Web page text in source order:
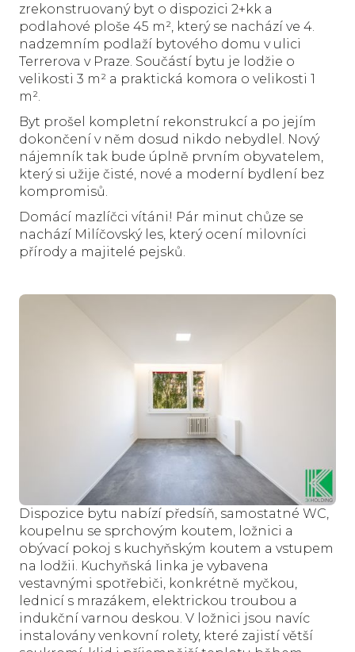
zrekonstruovaný byt o dispozici 2+kk a
podlahové ploše 45 m², který se nachází ve 4.
nadzemním podlaží bytového domu v ulici
Terrerova v Praze. Součástí bytu je lodžie o
velikosti 3 m² a praktická komora o velikosti 1
m².
Byt prošel kompletní rekonstrukcí a po jejím
dokončení v něm dosud nikdo nebydlel. Nový
nájemník tak bude úplně prvním obyvatelem,
který si užije čisté, nové a moderní bydlení bez
kompromisů.
Domácí mazlíčci vítáni! Pár minut chůze se
nachází Milíčovský les, který ocení milovníci
přírody a majitelé pejsků.
Dispozice bytu nabízí předsíň, samostatné WC,
koupelnu se sprchovým koutem, ložnici a
obývací pokoj s kuchyňským koutem a vstupem
na lodžii. Kuchyňská linka je vybavena
vestavnými spotřebiči, konkrétně myčkou,
lednicí s mrazákem, elektrickou troubou a
indukční varnou deskou. V ložnici jsou navíc
instalovány venkovní rolety, které zajistí větší